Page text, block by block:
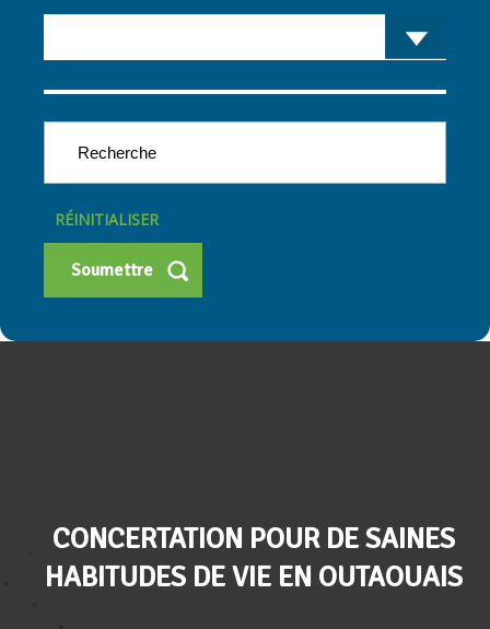
RÉINITIALISER
CONCERTATION POUR DE SAINES
HABITUDES DE VIE EN OUTAOUAIS